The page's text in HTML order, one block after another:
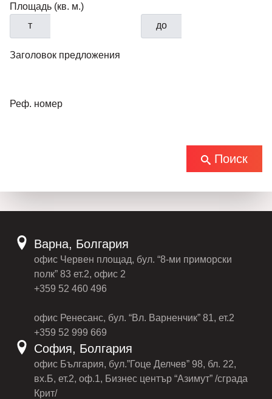
Площадь (кв. м.)
т
до
Заголовок предложения
Реф. номер
Поиск
Варна, Болгария
офис Червен площад, бул. “8-ми приморски
полк” 83 ет.2, офис 2
+359 52 460 496
офис Ренесанс, бул. “Вл. Варненчик” 81, ет.2
+359 52 999 669
София, Болгария
офис България, бул.”Гоце Делчев” 98, бл. 22,
вх.Б, ет.2, оф.1, Бизнес център “Азимут” /сграда
Крит/